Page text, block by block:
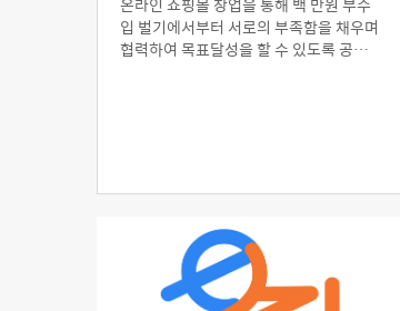
입 벌기에서부터 서로의 부족함을 채우며
협력하여 목표달성을 할 수 있도록 공생